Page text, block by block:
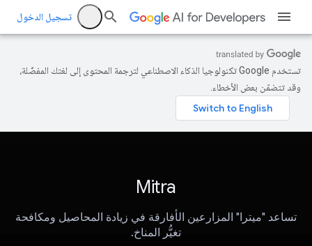
تسجيل الدخول
تستخدم Google تكنولوجيا الذكاء الاصطناعي لترجمة المحتوى إلى لغتك المفضّلة،
وقد تتضمّن بعض الأخطاء.
Mitra
تساعد "ميترا" المزارعين الأفارقة في زيادة المحاصيل ومكافحة
تغيُّر المناخ.